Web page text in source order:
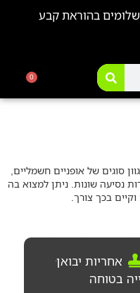
0
סוגים של אופניים חשמליים,
נסיעה שונות. ניתן למצוא בה
בכך צורך.
אחריות יבואן
בטוחה